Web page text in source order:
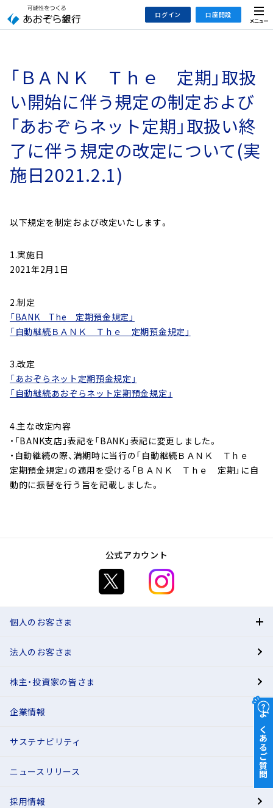
文
ログイン
法人のお客さまはこちら
デビット専用WEB
あおぞら投信インターネットトレード
大和証券Webサービス
（あおぞらみらい彩りラップ）
口座開設
あおぞら銀行 投資信託口座・NISA口座開設
メ
ニ
「ＢＡＮＫ Ｔｈｅ 定期」取扱
い開始に伴う規定の制定および
「あおぞらネット定期」取扱い終
了に伴う規定の改定について(実
施日2021.2.1)
以下規定を制定および改定いたします。
1.実施日
2021年2月1日
2.制定
「BANK The 定期預金規定」
「自動継続ＢＡＮＫ Ｔｈｅ 定期預金規定」
3.改定
「あおぞらネット定期預金規定」
「自動継続あおぞらネット定期預金規定」
4.主な改定内容
・「BANK支店」表記を「BANK」表記に変更しました。
・自動継続の際、満期時に当行の「自動継続ＢＡＮＫ Ｔｈｅ
定期預金規定」の適用を受ける「ＢＡＮＫ Ｔｈｅ 定期」に自
動的に振替を行う旨を記載しました。
よくあるご質問
公式アカウント
個人のお客さま
BANK
有人店舗
法人のお客さま
株主・投資家の皆さま
企業情報
サステナビリティ
ニュースリリース
採用情報